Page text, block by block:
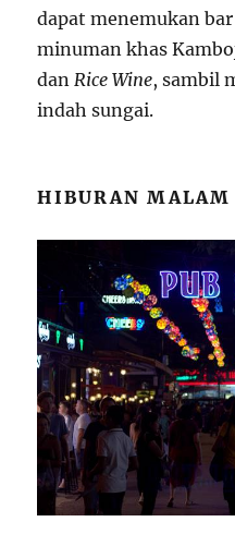
dapat menemukan
minuman khas
dan Rice Wine, sambil
indah sungai.
HIBURAN MALAM